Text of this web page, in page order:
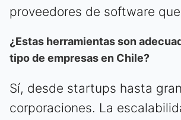
proveedores de software
¿Estas herramientas son
tipo de empresas en Chile?
Sí, desde startups hasta
corporaciones. La